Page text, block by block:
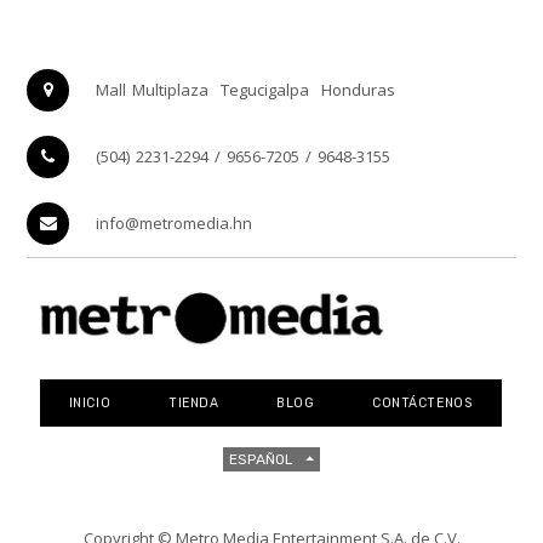
Mall Multiplaza Tegucigalpa Honduras
(504) 2231-2294 / 9656-7205 / 9648-3155
info@metromedia.hn
INICIO TIENDA BLOG CONTÁCTENOS
ESPAÑOL
Copyright © Metro Media Entertainment S.A. de C.V.